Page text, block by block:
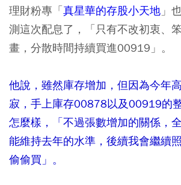
理財粉專「真星華的存股小天地 」
測這次配息了，「只有不改初衷、
畫，分散時間持續買進00919」。
他說，雖然庫存增加，但因為今年
寂，手上庫存00878以及00919的
怎麼樣，「不過張數增加的關係，
能維持去年的水準，後續我會繼續
偷偷買」。